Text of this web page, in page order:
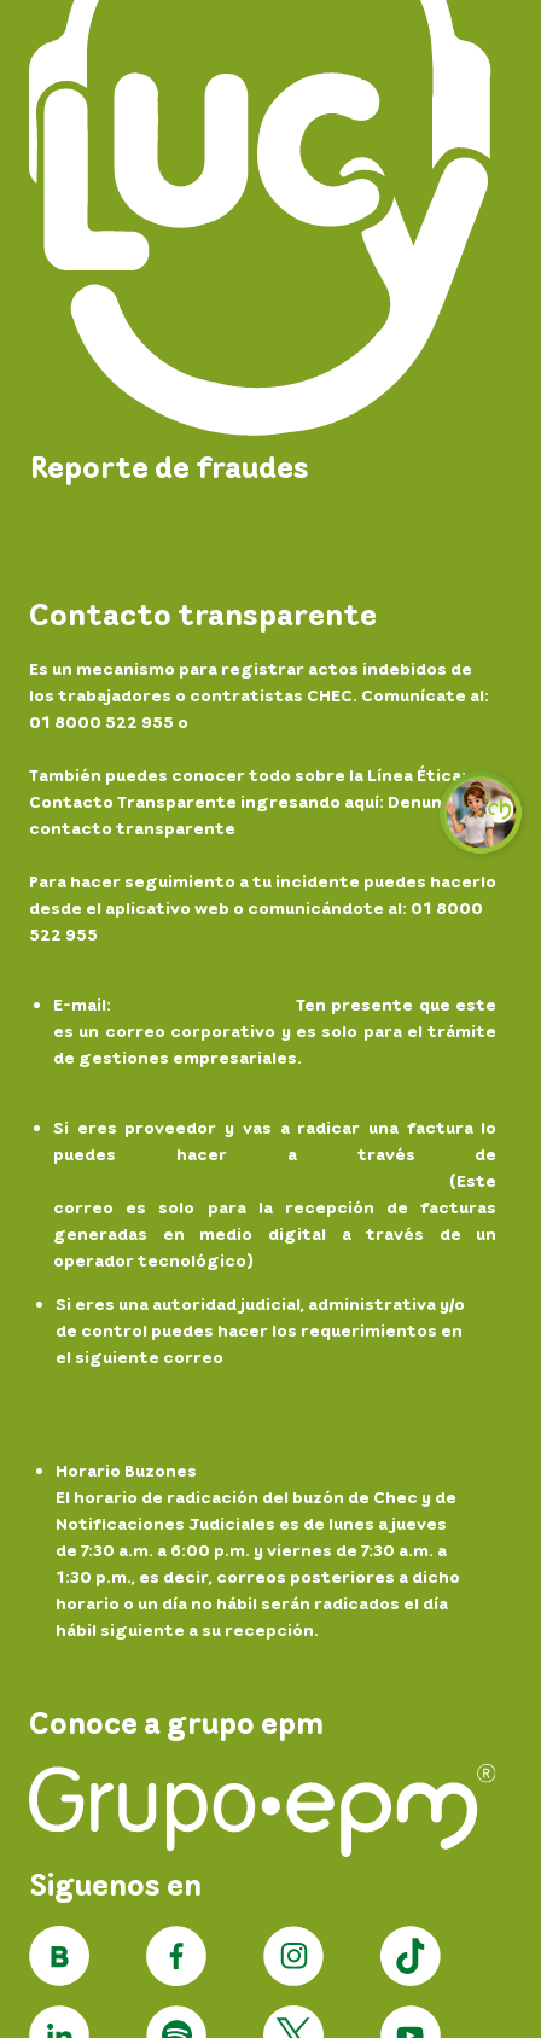
Reporte de fraudes
Contacto transparente
Es un mecanismo para registrar actos indebidos de
los trabajadores o contratistas CHEC. Comunícate al:
01 8000 522 955 o
También puedes conocer todo sobre la Línea Ética:
Contacto Transparente ingresando aquí: Denuncia
contacto transparente
Para hacer seguimiento a tu incidente puedes hacerlo
desde el aplicativo web o comunicándote al: 01 8000
522 955
E-mail:
Ten presente que este
es un correo corporativo y es solo para el trámite
de gestiones empresariales.
Si eres proveedor y vas a radicar una factura lo
puedes hacer a través de
(Este
correo es solo para la recepción de facturas
generadas en medio digital a través de un
operador tecnológico)
Si eres una autoridad judicial, administrativa y/o
de control puedes hacer los requerimientos en
el siguiente correo
Horario Buzones
El horario de radicación del buzón de Chec y de
Notificaciones Judiciales es de lunes a jueves
de 7:30 a.m. a 6:00 p.m. y viernes de 7:30 a.m. a
1:30 p.m., es decir, correos posteriores a dicho
horario o un día no hábil serán radicados el día
hábil siguiente a su recepción.
Conoce a grupo epm
Siguenos en